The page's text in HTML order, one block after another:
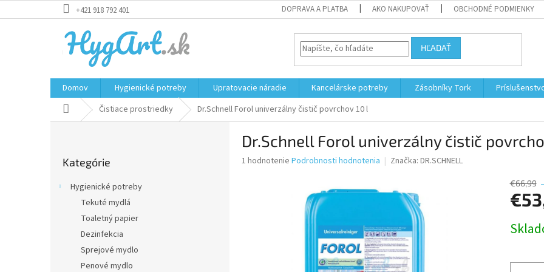
na
+421 918 792 401 DOPRAVA A PLATBA AKO NAKUPOVAŤ OBCHODNÉ PODMIENKY
HĽADAŤ
Domov Hygienické potreby Upratovacie náradie Kancelárske potreby Zásobníky Tork
Domov Čistiace prostriedky Dr.Schnell Forol univerzálny čistič povrchov 10 l
kategórie
Kategórie
Hygienické potreby
Tekuté mydlá
Toaletný papier
Dezinfekcia
Sprejové mydlo
Penové mydlo
Dr.Schnell Forol univerzálny čistič
Priemerné
1 hodnotenie Podrobnosti hodnotenia Značka: DR.SCHNELL
€66,99
cena: